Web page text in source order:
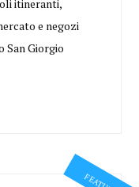
itineranti,
e negozi
San Giorgio